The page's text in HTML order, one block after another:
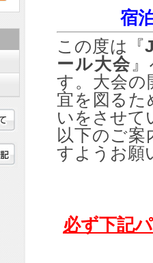
宿
この度は『
ール大会
す。大会の
宜を図るた
いをさせて
以下のご
すようお願
必ず下記